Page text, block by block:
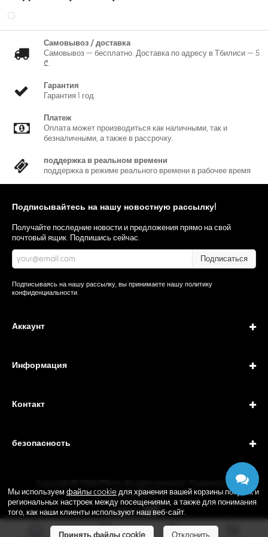
Мы используем файлы cookie для хранения вашей корзины покупок и
региональных настроек между посещениями, а также для понимания
того, как наши клиенты используют наш веб-сайт.
Принять файлы cookie Отклонить
доступ и обнаружение напряжения.
> Поддержка карт Micro SD объемом до 256 ГБ; встроенный
микрофон.
> Питание 12 В постоянного тока/PoE, простота установки.
> SMD Plus.
Самовывоз / доставка
Самовывоз — бесплатно. Доставка по адресу в Тбилиси — 5
₾.
Гарантия
Гарантия 1 год.
Платеж
Оплата может производиться как наличными, так и
безналичными, а также в рассрочку.
поддержка в реальном времени
поддержка в режиме реального времени в рабочее время
Подписывайтесь на нашу новостную рассылку!
Получайте последние новости и предложения прямо на свой
почтовый ящик. Подпишись сейчас.
Подписаться
Подписываясь на нашу рассылку, вы принимаете нашу политику
конфиденциальности.
Аккаунт
Информация
Контакт
безопасность
Copyright © 2026 IPTech. All rights reserved · Powered by
GEODANI®